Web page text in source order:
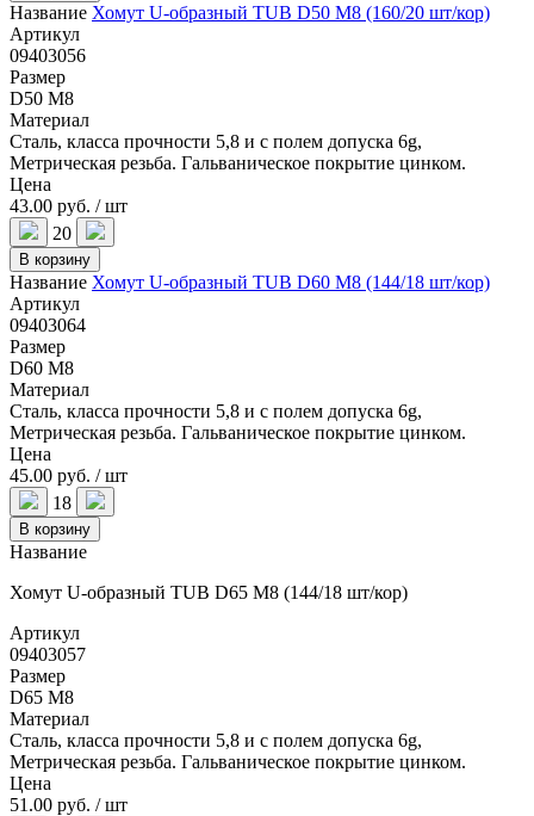
Название Хомут U-образный TUB D50 M8 (160/20 шт/кор)
Артикул
09403056
Размер
D50 M8
Материал
Сталь, класса прочности 5,8 и с полем допуска 6g,
Метрическая резьба. Гальваническое покрытие цинком.
Цена
43.00 руб. / шт
20
В корзину
Название Хомут U-образный TUB D60 M8 (144/18 шт/кор)
Артикул
09403064
Размер
D60 M8
Материал
Сталь, класса прочности 5,8 и с полем допуска 6g,
Метрическая резьба. Гальваническое покрытие цинком.
Цена
45.00 руб. / шт
18
В корзину
Название
Хомут U-образный TUB D65 M8 (144/18 шт/кор)
Артикул
09403057
Размер
D65 M8
Материал
Сталь, класса прочности 5,8 и с полем допуска 6g,
Метрическая резьба. Гальваническое покрытие цинком.
Цена
51.00 руб. / шт